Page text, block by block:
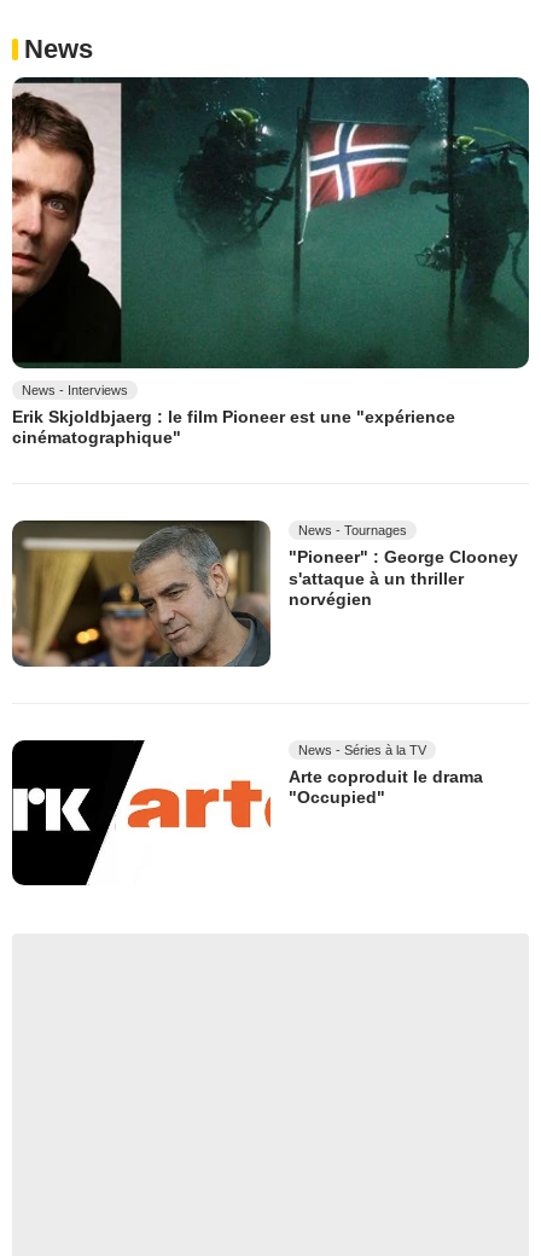
News
News - Interviews
Erik Skjoldbjaerg : le film Pioneer est une "expérience
cinématographique"
News - Tournages
"Pioneer" : George Clooney
s'attaque à un thriller
norvégien
News - Séries à la TV
Arte coproduit le drama
"Occupied"